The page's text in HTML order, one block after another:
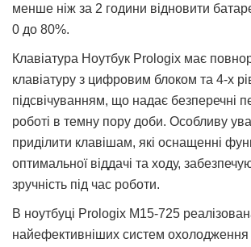
менше ніж за 2 години відновити
0 до 80%.
Клавіатура Ноутбук Prologix має
клавіатуру з цифровим блоком та 4-х
підсвічуванням, що надає безперечні
роботі в темну пору доби. Особливу
приділити клавішам, які оснащенні
оптимальної віддачі та ходу,
зручність під час роботи.
В ноутбуці Prologix M15-725
найефективніших систем охолодження